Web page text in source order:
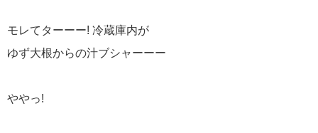
モレてターーー! 冷蔵庫内が
ゆず大根からの汁ブシャーーー
ややっ!